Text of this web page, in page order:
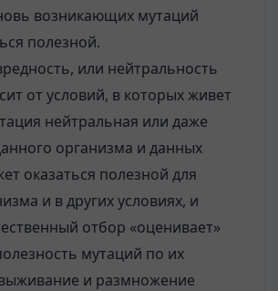
возникающих мутаций
полезной.
или нейтральность
от условий, в которых живет
нейтральная или даже
организма и данных
оказаться полезной для
и в других условиях, и
отбор «оценивает»
мутаций по их
и размножение